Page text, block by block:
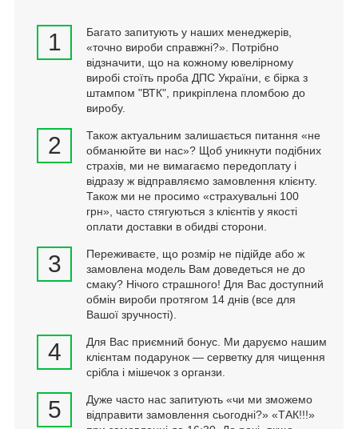
1
Багато запитують у наших менеджерів,
«точно вироби справжні?». Потрібно
відзначити, що на кожному ювелірному
виробі стоїть проба ДПС України, є бірка з
штампом "ВТК", прикріплена пломбою до
виробу.
2
Також актуальним залишається питання «не
обманюйте ви нас»? Щоб уникнути подібних
страхів, ми не вимагаємо передоплату і
відразу ж відправляємо замовлення клієнту.
Також ми не просимо «страхувальні 100
грн», часто стягуються з клієнтів у якості
оплати доставки в обидві сторони.
3
Переживаєте, що розмір не підійде або ж
замовлена модель Вам доведеться не до
смаку? Нічого страшного! Для Вас доступний
обмін вироби протягом 14 днів (все для
Вашої зручності).
4
Для Вас приємний бонус. Ми даруємо нашим
клієнтам подарунок — серветку для чищення
срібла і мішечок з органзи.
5
Дуже часто нас запитують «чи ми зможемо
відправити замовлення сьогодні?» «ТАК!!!»